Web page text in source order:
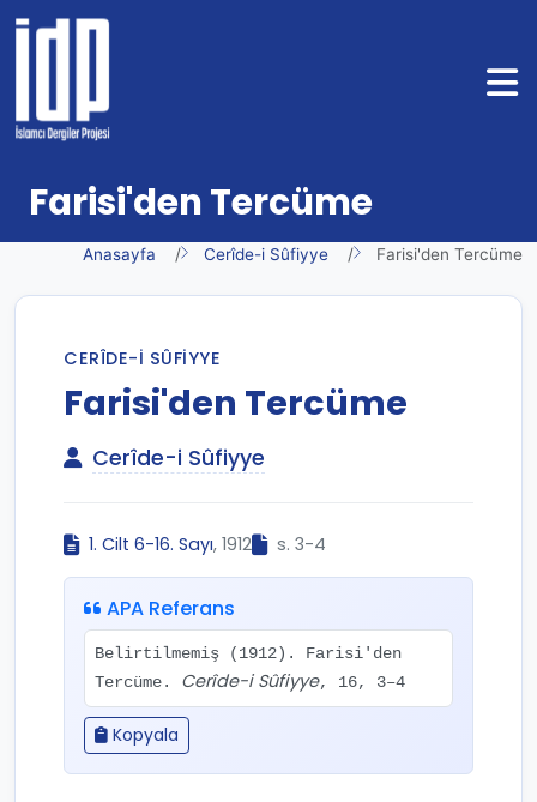
Farisi'den Tercüme
Anasayfa Cerîde-i Sûfiyye Farisi'den Tercüme
CERÎDE-I SÛFIYYE
Farisi'den Tercüme
Cerîde-i Sûfiyye
1. Cilt 6-16. Sayı, 1912 s. 3-4
APA Referans
Belirtilmemiş (1912). Farisi'den
Tercüme. Cerîde-i Sûfiyye, 16, 3–4
Kopyala